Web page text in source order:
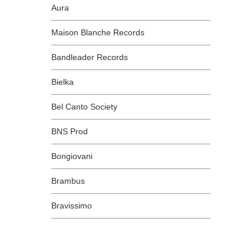
Aura
Maison Blanche Records
Bandleader Records
Bielka
Bel Canto Society
BNS Prod
Bongiovani
Brambus
Bravissimo